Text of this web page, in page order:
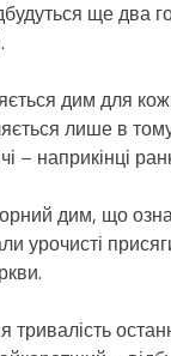
ще два
дим для
лише в
наприкінці
дим, що
урочисті